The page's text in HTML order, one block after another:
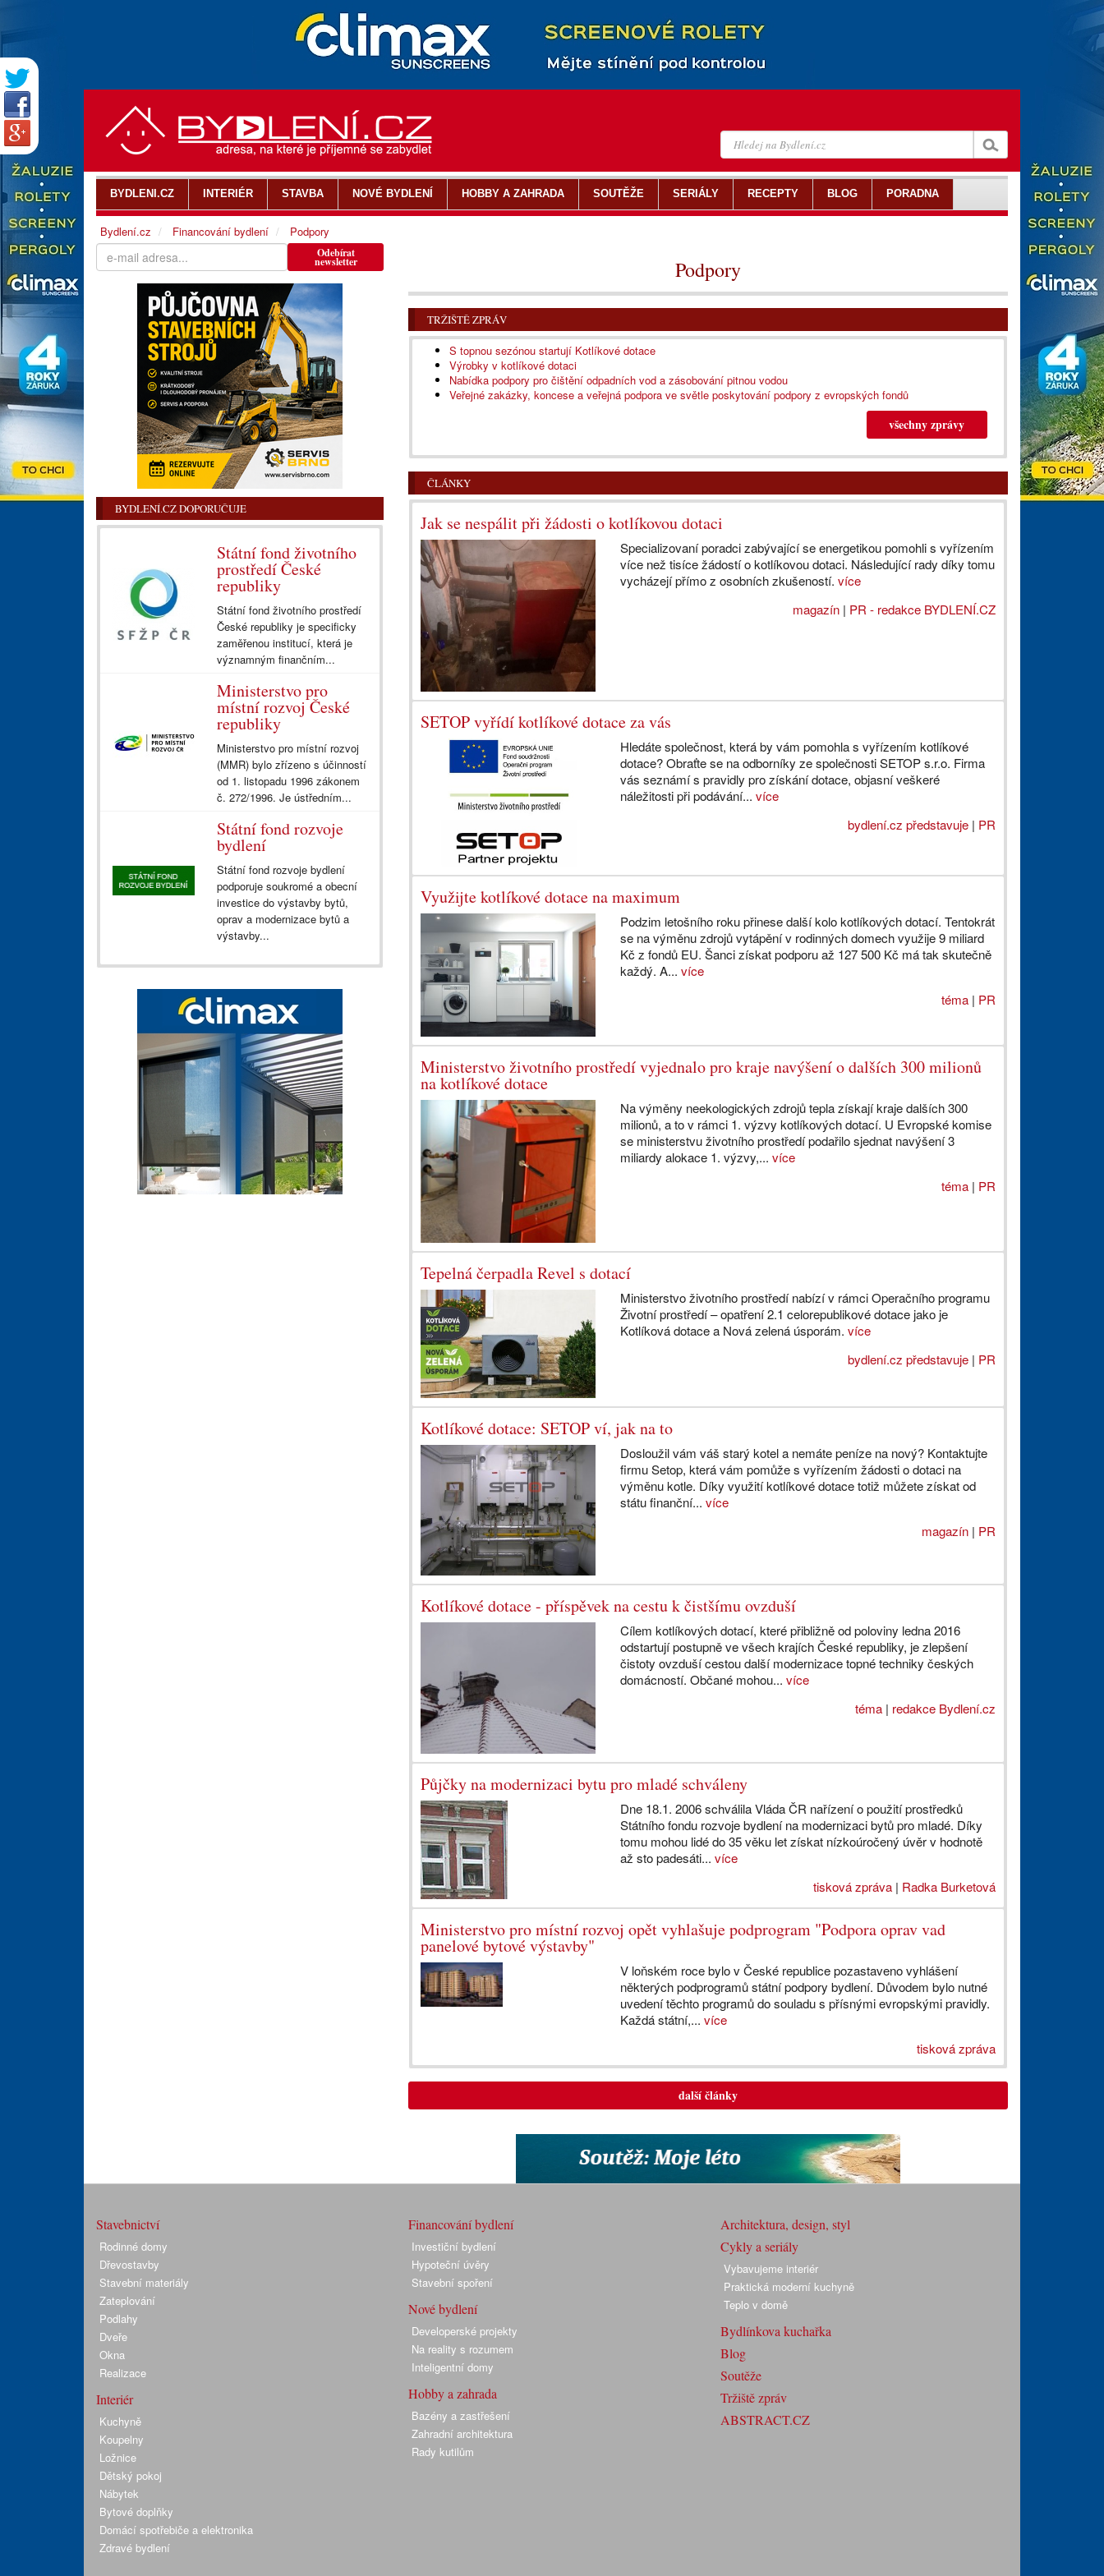
Podpory
TRŽIŠTĚ ZPRÁV
S topnou sezónou startují Kotlíkové dotace
Výrobky v kotlíkové dotaci
Nabídka podpory pro čištění odpadních vod a zásobování pitnou vodou
Veřejné zakázky, koncese a veřejná podpora ve světle poskytování podpory z evropských fondů
všechny zprávy
ČLÁNKY
Jak se nespálit při žádosti o kotlíkovou dotaci
Specializovaní poradci zabývající se energetikou pomohli s vyřízením
více než tisíce žádostí o kotlíkovou dotaci. Následující rady díky tomu
vycházejí přímo z osobních zkušeností.více
magazín| PR - redakce BYDLENÍ.CZ
SETOP vyřídí kotlíkové dotace za vás
Hledáte společnost, která by vám pomohla s vyřízením kotlíkové
dotace? Obraťte se na odborníky ze společnosti SETOP s.r.o. Firma
vás seznámí s pravidly pro získání dotace, objasní veškeré
náležitosti při podávání...více
bydlení.cz představuje| PR
Využijte kotlíkové dotace na maximum
Podzim letošního roku přinese další kolo kotlíkových dotací. Tentokrát
se na výměnu zdrojů vytápění v rodinných domech využije 9 miliard
Kč z fondů EU. Šanci získat podporu až 127 500 Kč má tak skutečně
každý. A...více
téma| PR
Ministerstvo životního prostředí vyjednalo pro kraje navýšení o dalších 300 milionů
na kotlíkové dotace
Na výměny neekologických zdrojů tepla získají kraje dalších 300
milionů, a to v rámci 1. výzvy kotlíkových dotací. U Evropské komise
se ministerstvu životního prostředí podařilo sjednat navýšení 3
miliardy alokace 1. výzvy,...více
téma| PR
Tepelná čerpadla Revel s dotací
Ministerstvo životního prostředí nabízí v rámci Operačního programu
Životní prostředí – opatření 2.1 celorepublikové dotace jako je
Kotlíková dotace a Nová zelená úsporám.více
bydlení.cz představuje| PR
Kotlíkové dotace: SETOP ví, jak na to
Dosloužil vám váš starý kotel a nemáte peníze na nový? Kontaktujte
firmu Setop, která vám pomůže s vyřízením žádosti o dotaci na
výměnu kotle. Díky využití kotlíkové dotace totiž můžete získat od
státu finanční...více
magazín| PR
Kotlíkové dotace - příspěvek na cestu k čistšímu ovzduší
Cílem kotlíkových dotací, které přibližně od poloviny ledna 2016
odstartují postupně ve všech krajích České republiky, je zlepšení
čistoty ovzduší cestou další modernizace topné techniky českých
domácností. Občané mohou...více
téma| redakce Bydlení.cz
Půjčky na modernizaci bytu pro mladé schváleny
Dne 18.1. 2006 schválila Vláda ČR nařízení o použití prostředků
Státního fondu rozvoje bydlení na modernizaci bytů pro mladé. Díky
tomu mohou lidé do 35 věku let získat nízkoúročený úvěr v hodnotě
až sto padesáti...více
tisková zpráva| Radka Burketová
Ministerstvo pro místní rozvoj opět vyhlašuje podprogram "Podpora oprav vad
panelové bytové výstavby"
V loňském roce bylo v České republice pozastaveno vyhlášení
některých podprogramů státní podpory bydlení. Důvodem bylo nutné
uvedení těchto programů do souladu s přísnými evropskými pravidly.
Každá státní,...více
tisková zpráva
další články
Odebírat
newsletter
BYDLENÍ.CZ DOPORUČUJE
Státní fond životního
prostředí České
republiky
Státní fond životního prostředí
České republiky je specificky
zaměřenou institucí, která je
významným finančním...
Ministerstvo pro
místní rozvoj České
republiky
Ministerstvo pro místní rozvoj
(MMR) bylo zřízeno s účinností
od 1. listopadu 1996 zákonem
č. 272/1996. Je ústředním...
Státní fond rozvoje
bydlení
Státní fond rozvoje bydlení
podporuje soukromé a obecní
investice do výstavby bytů,
oprav a modernizace bytů a
výstavby...
BYDLENI.CZ INTERIÉR STAVBA NOVÉ BYDLENÍ HOBBY A ZAHRADA SOUTĚŽE SERIÁLY RECEPTY BLOG PORADNA
Bydlení.cz Financování bydlení Podpory
Stavebnictví
Rodinné domy
Dřevostavby
Stavební materiály
Zateplování
Podlahy
Dveře
Okna
Realizace
Interiér
Kuchyně
Koupelny
Ložnice
Dětský pokoj
Nábytek
Bytové doplňky
Domácí spotřebiče a elektronika
Zdravé bydlení
Financování bydlení
Investiční bydlení
Hypoteční úvěry
Stavební spoření
Nové bydlení
Developerské projekty
Na reality s rozumem
Inteligentní domy
Hobby a zahrada
Bazény a zastřešení
Zahradní architektura
Rady kutilům
Architektura, design, styl
Cykly a seriály
Vybavujeme interiér
Praktická moderní kuchyně
Teplo v domě
Bydlínkova kuchařka
Blog
Soutěže
Tržiště zpráv
ABSTRACT.CZ